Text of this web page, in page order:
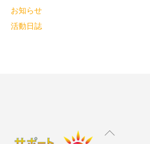
お知らせ
活動日誌
Back